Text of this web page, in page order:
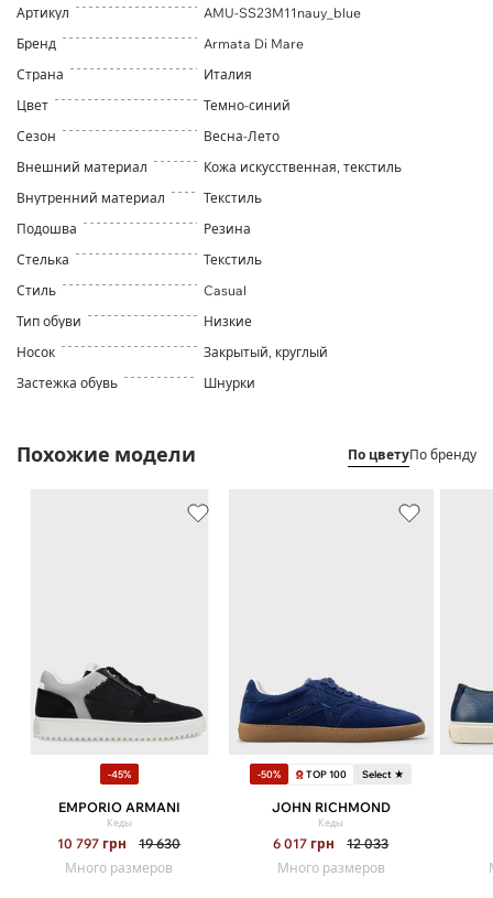
Артикул
AMU-SS23M11nauy_blue
Бренд
Armata Di Mare
Страна
Италия
Цвет
Темно-синий
Сезон
Весна-Лето
Внешний материал
Кожа искусственная, текстиль
Внутренний материал
Текстиль
Подошва
Резина
Стелька
Текстиль
Стиль
Casual
Тип обуви
Низкие
Носок
Закрытый, круглый
Застежка обувь
Шнурки
Похожие модели По цветуПо бренду
-45%
EMPORIO ARMANI
Кеды
10 797 грн
19 630
Много размеров
-50% TOP 100 Select ★
JOHN RICHMOND
Кеды
6 017 грн
12 033
Много размеров